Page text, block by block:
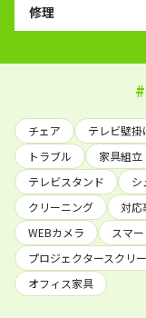
修理
チェア テレビ壁掛
トラブル
家具組立
テレビスタンド
シ
クリーニング
対応
WEBカメラ
スマ
プロジェクタースクリ
オフィス家具